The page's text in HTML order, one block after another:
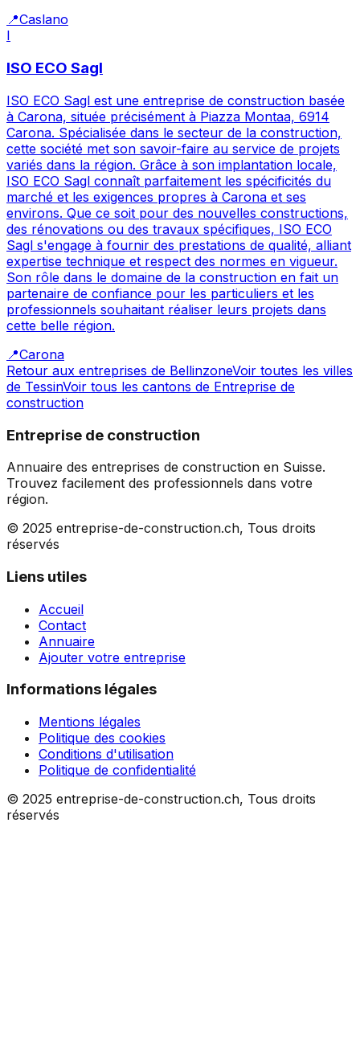
📍Caslano
I
ISO ECO Sagl
ISO ECO Sagl est une entreprise de construction basée
à Carona, située précisément à Piazza Montaa, 6914
Carona. Spécialisée dans le secteur de la construction,
cette société met son savoir-faire au service de projets
variés dans la région. Grâce à son implantation locale,
ISO ECO Sagl connaît parfaitement les spécificités du
marché et les exigences propres à Carona et ses
environs. Que ce soit pour des nouvelles constructions,
des rénovations ou des travaux spécifiques, ISO ECO
Sagl s'engage à fournir des prestations de qualité, alliant
expertise technique et respect des normes en vigueur.
Son rôle dans le domaine de la construction en fait un
partenaire de confiance pour les particuliers et les
professionnels souhaitant réaliser leurs projets dans
cette belle région.
📍Carona
Retour aux entreprises de BellinzoneVoir toutes les villes
de TessinVoir tous les cantons de Entreprise de
construction
Entreprise de construction
Annuaire des entreprises de construction en Suisse.
Trouvez facilement des professionnels dans votre
région.
© 2025 entreprise-de-construction.ch, Tous droits
réservés
Liens utiles
Accueil
Contact
Annuaire
Ajouter votre entreprise
Informations légales
Mentions légales
Politique des cookies
Conditions d'utilisation
Politique de confidentialité
© 2025 entreprise-de-construction.ch, Tous droits
réservés